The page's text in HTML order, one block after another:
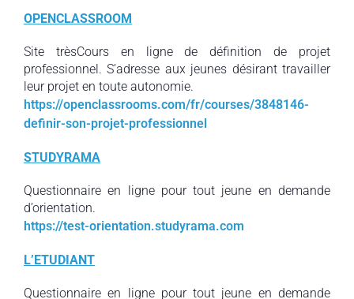
OPENCLASSROOM
Site trèsCours en ligne de définition de projet
professionnel. S’adresse aux jeunes désirant travailler
leur projet en toute autonomie.
https://openclassrooms.com/fr/courses/3848146-
definir-son-projet-professionnel
STUDYRAMA
Questionnaire en ligne pour tout jeune en demande
d’orientation.
https://test-orientation.studyrama.com
L’ETUDIANT
Questionnaire en ligne pour tout jeune en demande